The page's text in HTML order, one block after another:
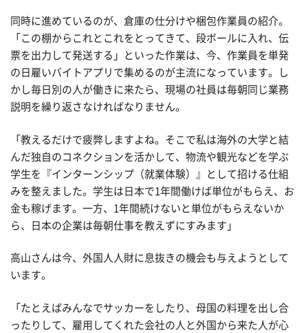
同時に進めているのが、倉庫の仕分けや梱包作業員の紹介。
「この棚からこれとこれをとってきて、段ボールに入れ、伝
票を出力して発送する」といった作業は、今、作業員を単発
の日雇いバイトアプリで集めるのが主流になっています。し
かし毎日別の人が働きに来たら、現場の社員は毎朝同じ業務
説明を繰り返さなければなりません。
「教えるだけで疲弊しますよね。そこで私は海外の大学と結
んだ独自のコネクションを活かして、物流や観光などを学ぶ
学生を『インターンシップ（就業体験）』として招ける仕組
みを整えました。学生は日本で1年間働けば単位がもらえ、お
金も稼げます。一方、1年間続けないと単位がもらえないか
ら、日本の企業は毎朝仕事を教えずにすみます」
高山さんは今、外国人人財に息抜きの機会も与えようとして
います。
「たとえばみんなでサッカーをしたり、母国の料理を出し合
ったりして、雇用してくれた会社の人と外国から来た人が心